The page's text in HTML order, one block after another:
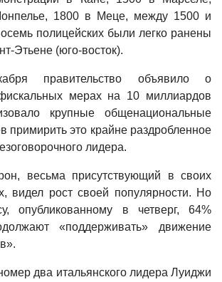
1800 в Меце, между 1500 и
полицейских были легко ранены
Этьене (юго-восток).
правительство объявило о
мерах на 10 миллиардов
крупные общенациональные
примирить это крайне раздробленное
лидера.
весьма присутствующий в своих
видел рост своей популярности. Но
опубликованному в четверг, 64%
«поддерживать» движение
два итальянского лидера Луиджи